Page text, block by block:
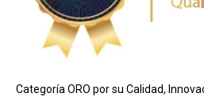
Categoría ORO por su Calidad,